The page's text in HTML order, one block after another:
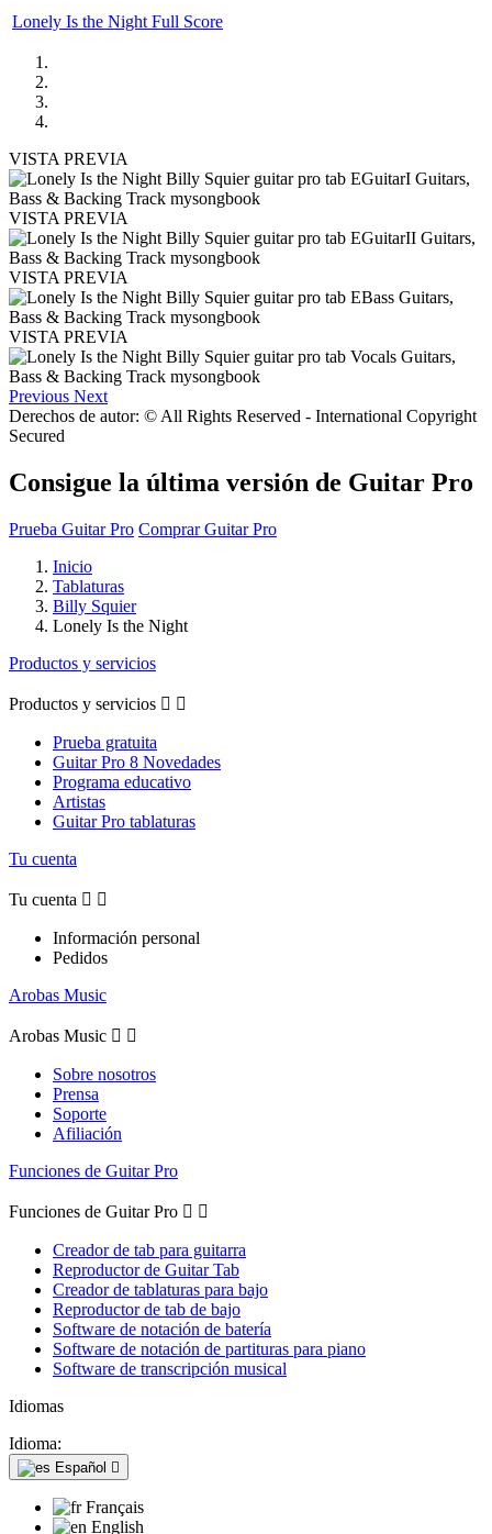
Lonely Is the Night Full Score
VISTA PREVIA
VISTA PREVIA
VISTA PREVIA
VISTA PREVIA
Previous Next
Derechos de autor: © All Rights Reserved - International Copyright
Secured
Consigue la última versión de Guitar Pro
Prueba Guitar Pro Comprar Guitar Pro
Inicio
Tablaturas
Billy Squier
Lonely Is the Night
Productos y servicios
Productos y servicios  
Prueba gratuita
Guitar Pro 8 Novedades
Programa educativo
Artistas
Guitar Pro tablaturas
Tu cuenta
Tu cuenta  
Información personal
Pedidos
Arobas Music
Arobas Music  
Sobre nosotros
Prensa
Soporte
Afiliación
Funciones de Guitar Pro
Funciones de Guitar Pro  
Creador de tab para guitarra
Reproductor de Guitar Tab
Creador de tablaturas para bajo
Reproductor de tab de bajo
Software de notación de batería
Software de notación de partituras para piano
Software de transcripción musical
Idiomas
Idioma:
Español 
Français
English